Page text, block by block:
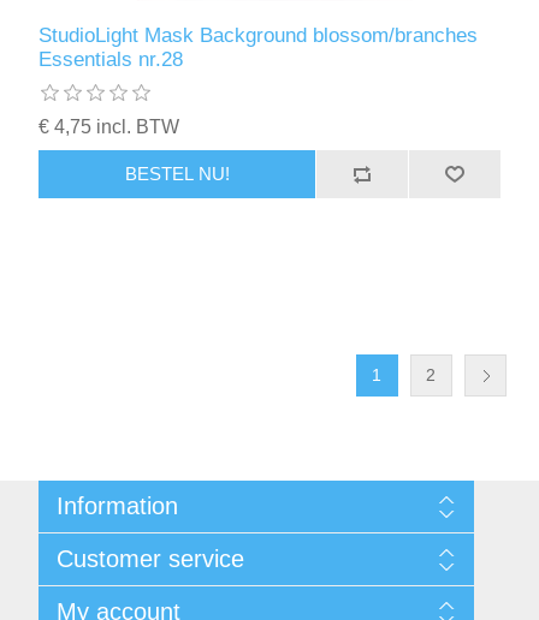
StudioLight Mask Background blossom/branches
Essentials nr.28
€ 4,75 incl. BTW
BESTEL NU!
1 2
Information
Voorwaarden
Over Josephiena
Contact us
Customer service
My account